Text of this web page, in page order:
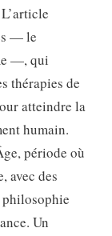
— le
—, qui
thérapies de
atteindre la
humain.
période où
avec des
Un